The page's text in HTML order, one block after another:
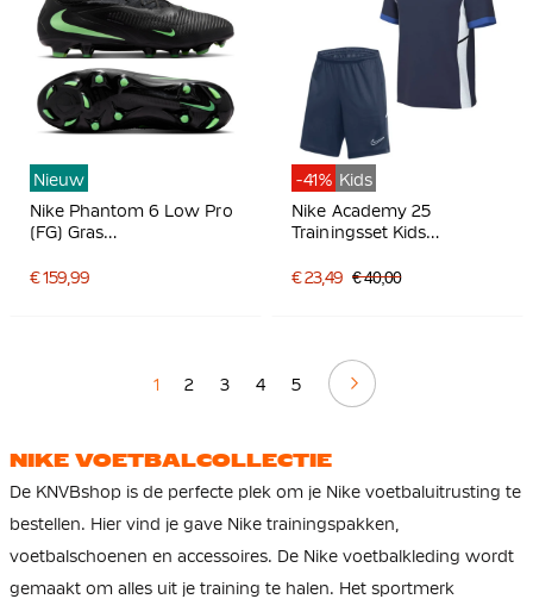
Nieuw
Nike Phantom 6 Low Pro
(FG) Gras
Felgroen
€ 159,99
-41% Kids
Nike Academy 25
Trainingsset Kids
€ 23,49 € 40,00
1 2 3 4 5 Volgende
NIKE VOETBALCOLLECTIE
De KNVBshop is de perfecte plek om je Nike voetbaluitrusting te
bestellen. Hier vind je gave Nike trainingspakken,
voetbalschoenen en accessoires. De Nike voetbalkleding wordt
gemaakt om alles uit je training te halen. Het sportmerk